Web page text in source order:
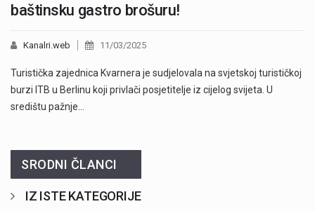
baštinsku gastro brošuru!
Kanalri.web 11/03/2025
Turistička zajednica Kvarnera je sudjelovala na svjetskoj turističkoj
burzi ITB u Berlinu koji privlači posjetitelje iz cijelog svijeta. U
središtu pažnje…
SRODNI ČLANCI
IZ ISTE KATEGORIJE